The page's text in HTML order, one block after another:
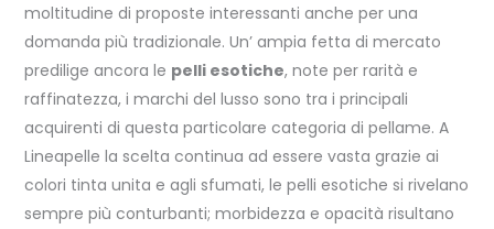
moltitudine di proposte interessanti anche per una
domanda più tradizionale. Un’ ampia fetta di mercato
predilige ancora le pelli esotiche, note per rarità e
raffinatezza, i marchi del lusso sono tra i principali
acquirenti di questa particolare categoria di pellame. A
Lineapelle la scelta continua ad essere vasta grazie ai
colori tinta unita e agli sfumati, le pelli esotiche si rivelano
sempre più conturbanti; morbidezza e opacità risultano